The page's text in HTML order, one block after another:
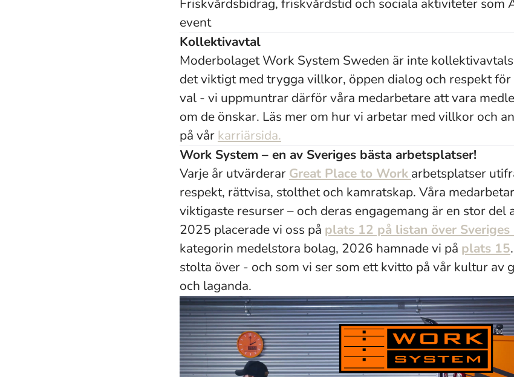
Friskvårdsbidrag, friskvårdstid och sociala aktiviteter som
event
Kollektivavtal
Moderbolaget Work System Sweden är inte
det viktigt med trygga villkor, öppen dialog och respekt
val - vi uppmuntrar därför våra medarbetare att vara
om de önskar. Läs mer om hur vi arbetar med villkor och
på vår karriärsida.
Work System – en av Sveriges bästa arbetsplatser!
Varje år utvärderar Great Place to Work arbetsplatser
respekt, rättvisa, stolthet och kamratskap. Våra
viktigaste resurser – och deras engagemang är en stor del
2025 placerade vi oss på plats 12 på listan över
kategorin medelstora bolag, 2026 hamnade vi på plats 15
stolta över - och som vi ser som ett kvitto på vår kultur av
och laganda.